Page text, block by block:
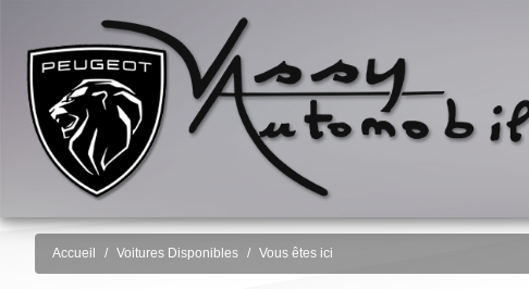
Accueil Voitures Disponibles Vous êtes ici